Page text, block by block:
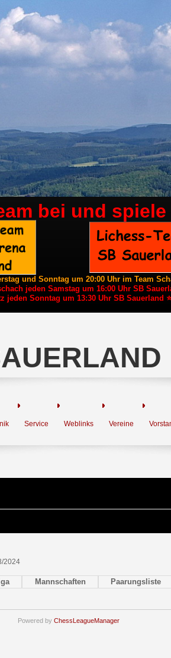
bei und
und Sonntag um 20:00 Uhr im Team
jeden Samstag um 16:00 Uhr SB
jeden Sonntag um 13:30 Uhr SB Sauerland ⭐
Service Weblinks Vereine
2024
Mannschaften Paarungsliste
Powered by ChessLeagueManager